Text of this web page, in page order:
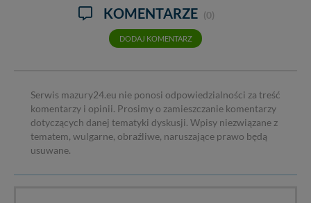
KOMENTARZE (0)
DODAJ KOMENTARZ
Serwis mazury24.eu nie ponosi odpowiedzialności za treść
komentarzy i opinii. Prosimy o zamieszczanie komentarzy
dotyczących danej tematyki dyskusji. Wpisy niezwiązane z
tematem, wulgarne, obraźliwe, naruszające prawo będą
usuwane.